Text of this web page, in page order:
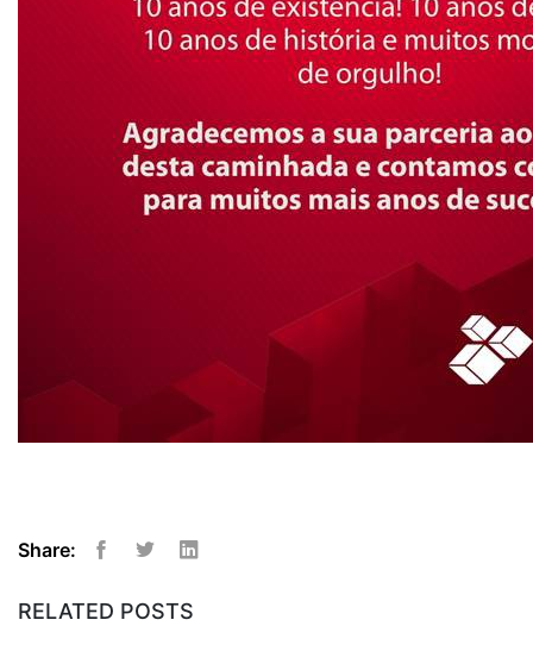
Share:
RELATED POSTS